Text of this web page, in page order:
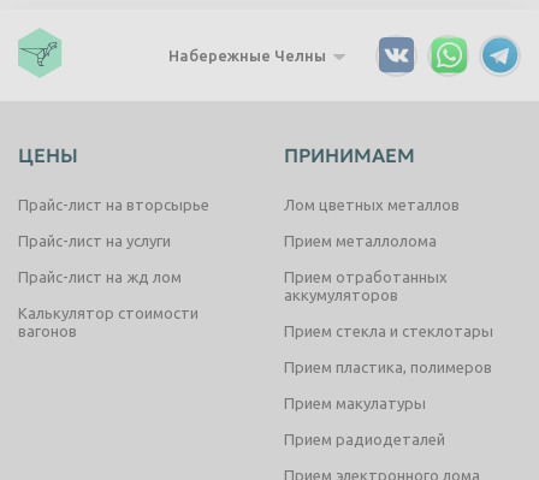
Набережные Челны
ЦЕНЫ
Прайс-лист на вторсырье
Прайс-лист на услуги
Прайс-лист на жд лом
Калькулятор стоимости
вагонов
ПРИНИМАЕМ
Лом цветных металлов
Прием металлолома
Прием отработанных
аккумуляторов
Прием стекла и стеклотары
Прием пластика, полимеров
Прием макулатуры
Прием радиодеталей
Прием электронного лома